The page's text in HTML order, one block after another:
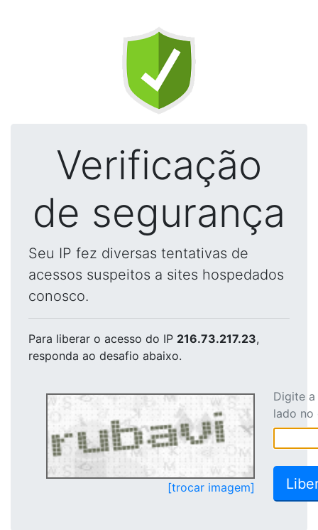
Verificação
de segurança
Seu IP fez diversas tentativas de
acessos suspeitos a sites hospedados
conosco.
Para liberar o acesso do IP 216.73.217.23,
responda ao desafio abaixo.
[trocar imagem]
Digite
lado no